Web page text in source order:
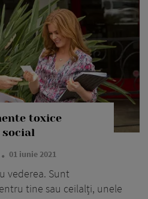
toxice
social
01 iunie 2021
vederea. Sunt
tine sau ceilalți, unele